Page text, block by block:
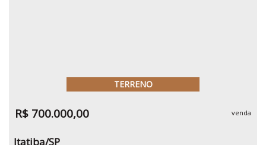
TERRENO
R$ 700.000,00 venda
Itatiba/SP